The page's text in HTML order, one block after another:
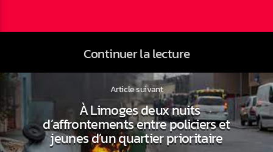
Continuer la lecture
Article suivant
À Limoges deux nuits
d’affrontements entre policiers et
jeunes d’un quartier prioritaire